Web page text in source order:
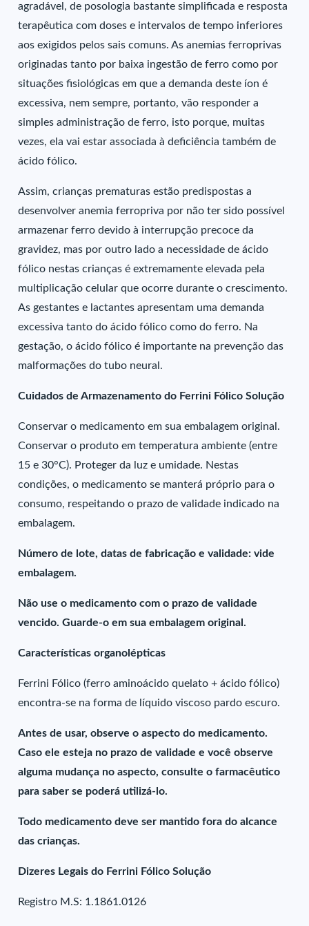
agradável, de posologia bastante simplificada e resposta
terapêutica com doses e intervalos de tempo inferiores
aos exigidos pelos sais comuns. As anemias ferroprivas
originadas tanto por baixa ingestão de ferro como por
situações fisiológicas em que a demanda deste íon é
excessiva, nem sempre, portanto, vão responder a
simples administração de ferro, isto porque, muitas
vezes, ela vai estar associada à deficiência também de
ácido fólico.
Assim, crianças prematuras estão predispostas a
desenvolver anemia ferropriva por não ter sido possível
armazenar ferro devido à interrupção precoce da
gravidez, mas por outro lado a necessidade de ácido
fólico nestas crianças é extremamente elevada pela
multiplicação celular que ocorre durante o crescimento.
As gestantes e lactantes apresentam uma demanda
excessiva tanto do ácido fólico como do ferro. Na
gestação, o ácido fólico é importante na prevenção das
malformações do tubo neural.
Cuidados de Armazenamento do Ferrini Fólico Solução
Conservar o medicamento em sua embalagem original.
Conservar o produto em temperatura ambiente (entre
15 e 30°C). Proteger da luz e umidade. Nestas
condições, o medicamento se manterá próprio para o
consumo, respeitando o prazo de validade indicado na
embalagem.
Número de lote, datas de fabricação e validade: vide
embalagem.
Não use o medicamento com o prazo de validade
vencido. Guarde-o em sua embalagem original.
Características organolépticas
Ferrini Fólico (ferro aminoácido quelato + ácido fólico)
encontra-se na forma de líquido viscoso pardo escuro.
Antes de usar, observe o aspecto do medicamento.
Caso ele esteja no prazo de validade e você observe
alguma mudança no aspecto, consulte o farmacêutico
para saber se poderá utilizá-lo.
Todo medicamento deve ser mantido fora do alcance
das crianças.
Dizeres Legais do Ferrini Fólico Solução
Registro M.S: 1.1861.0126